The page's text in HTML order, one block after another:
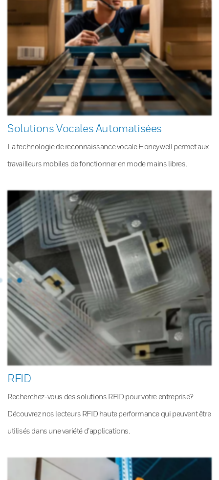
Solutions Vocales Automatisées
La technologie de reconnaissance vocale Honeywell permet aux
travailleurs mobiles de fonctionner en mode mains libres.
RFID
Recherchez-vous des solutions RFID pour votre entreprise?
Découvrez nos lecteurs RFID haute performance qui peuvent être
utilisés dans une variété d’applications.